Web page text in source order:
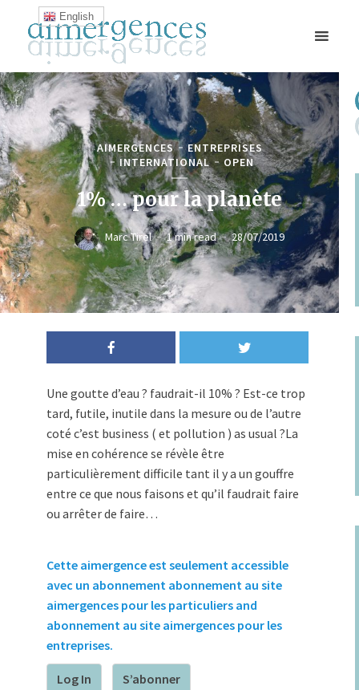
AIMERGENCES
ENTREPRISES
INTERNATIONAL
OPEN
1% … pour la planète
Marc Tirel 1 min read 28/07/2019
Une goutte d’eau ? faudrait-il 10% ? Est-ce trop
tard, futile, inutile dans la mesure ou de l’autre
coté c’est business ( et pollution ) as usual ?La
mise en cohérence se révèle être
particulièrement difficile tant il y a un gouffre
entre ce que nous faisons et qu’il faudrait faire
ou arrêter de faire…
Cette aimergence est seulement accessible
avec un abonnement abonnement au site
aimergences pour les particuliers and
abonnement au site aimergences pour les
entreprises.
Log In S’abonner
English